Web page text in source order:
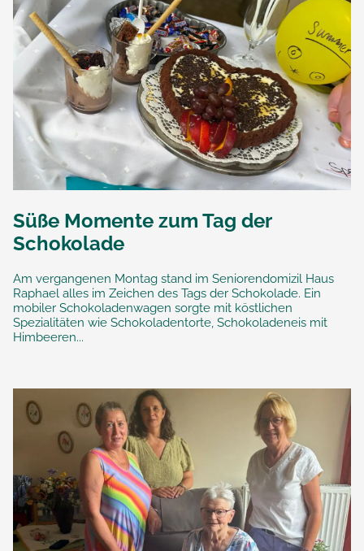
Süße Momente zum Tag der
Schokolade
Am vergangenen Montag stand im Seniorendomizil Haus
Raphael alles im Zeichen des Tags der Schokolade. Ein
mobiler Schokoladenwagen sorgte mit köstlichen
Spezialitäten wie Schokoladentorte, Schokoladeneis mit
Himbeeren...